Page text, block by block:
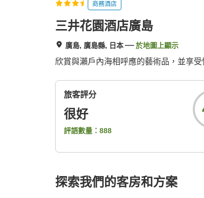
商務酒店
三井花園酒店廣島
廣島, 廣島縣, 日本 於地圖上顯示
欣賞與瀨戶內海相呼應的藝術品，並享受
旅客評分
很好
評語數量： 888
探索我們的客房和方案